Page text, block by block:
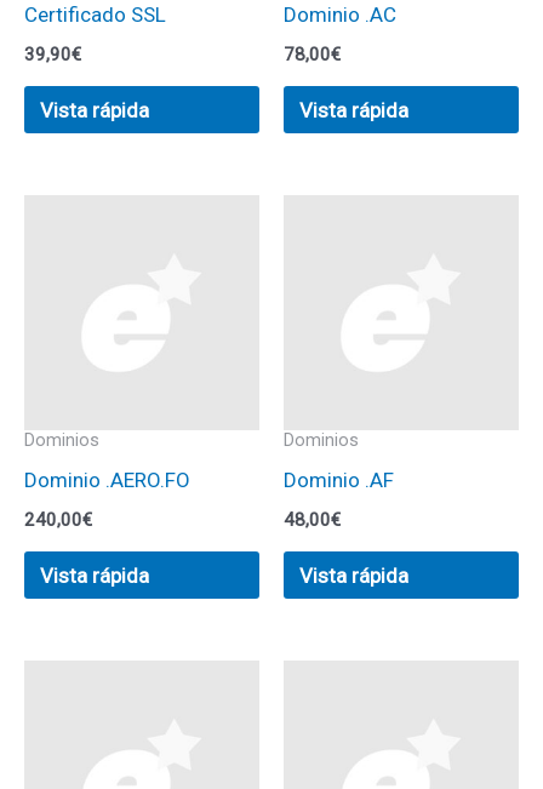
Certificado SSL
39,90€
Vista rápida
Dominio .AC
78,00€
Vista rápida
Dominios
Dominio .AERO.FO
240,00€
Vista rápida
Dominios
Dominio .AF
48,00€
Vista rápida